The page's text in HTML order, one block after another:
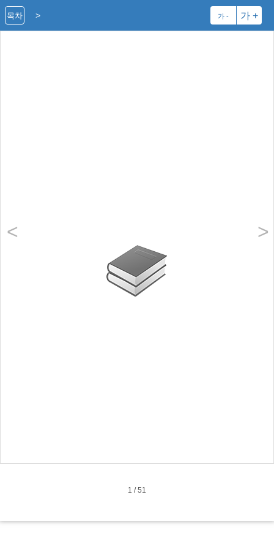
> 가 - 가 +
목차
< >
1 /51